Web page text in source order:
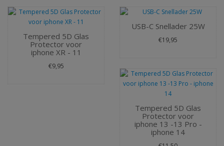
Tempered 5D Glas
Protector voor
iphone XR - 11
€9,95
USB-C Snellader 25W
€19,95
Tempered 5D Glas
Protector voor
iphone 13 -13 Pro -
iphone 14